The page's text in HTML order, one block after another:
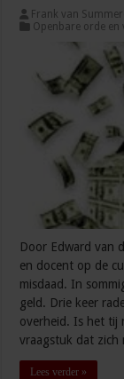
Frank van
Openbare orde en
Door Edward van
en docent op de
misdaad. In
geld. Drie keer
overheid. Is het tij
vraagstuk dat zich
Lees verder »